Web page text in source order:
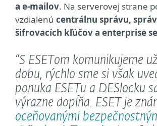
a e-mailov. Na serverovej strane
vzdialenú centrálnu správu,
šifrovacích kľúčov a enterprise
“S ESETom komunikujeme
dobu, rýchlo sme si však
ponuka ESETu a DESlocku
výrazne dopĺňa. ESET je
oceňovanými